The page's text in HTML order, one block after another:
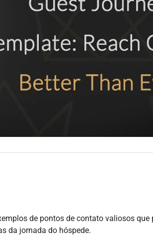
de pontos de contato valiosos
da jornada do hóspede.